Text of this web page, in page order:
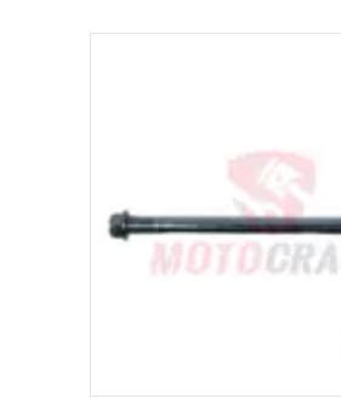
AÑADIR AL CARRITO